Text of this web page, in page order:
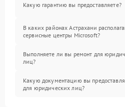
Какую гарантию вы предоставляете?
В каких районах Астрахани
сервисные центры Microsoft?
Выполняете ли вы ремонт для
лиц?
Какую документацию вы
для юридических лиц?